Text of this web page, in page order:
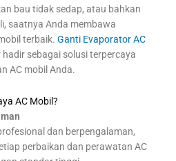
bau tidak sedap, atau bahkan
saatnya Anda membawa
terbaik. Ganti Evaporator AC
hadir sebagai solusi terpercaya
AC mobil Anda.
AC Mobil?
dan berpengalaman,
perbaikan dan perawatan AC